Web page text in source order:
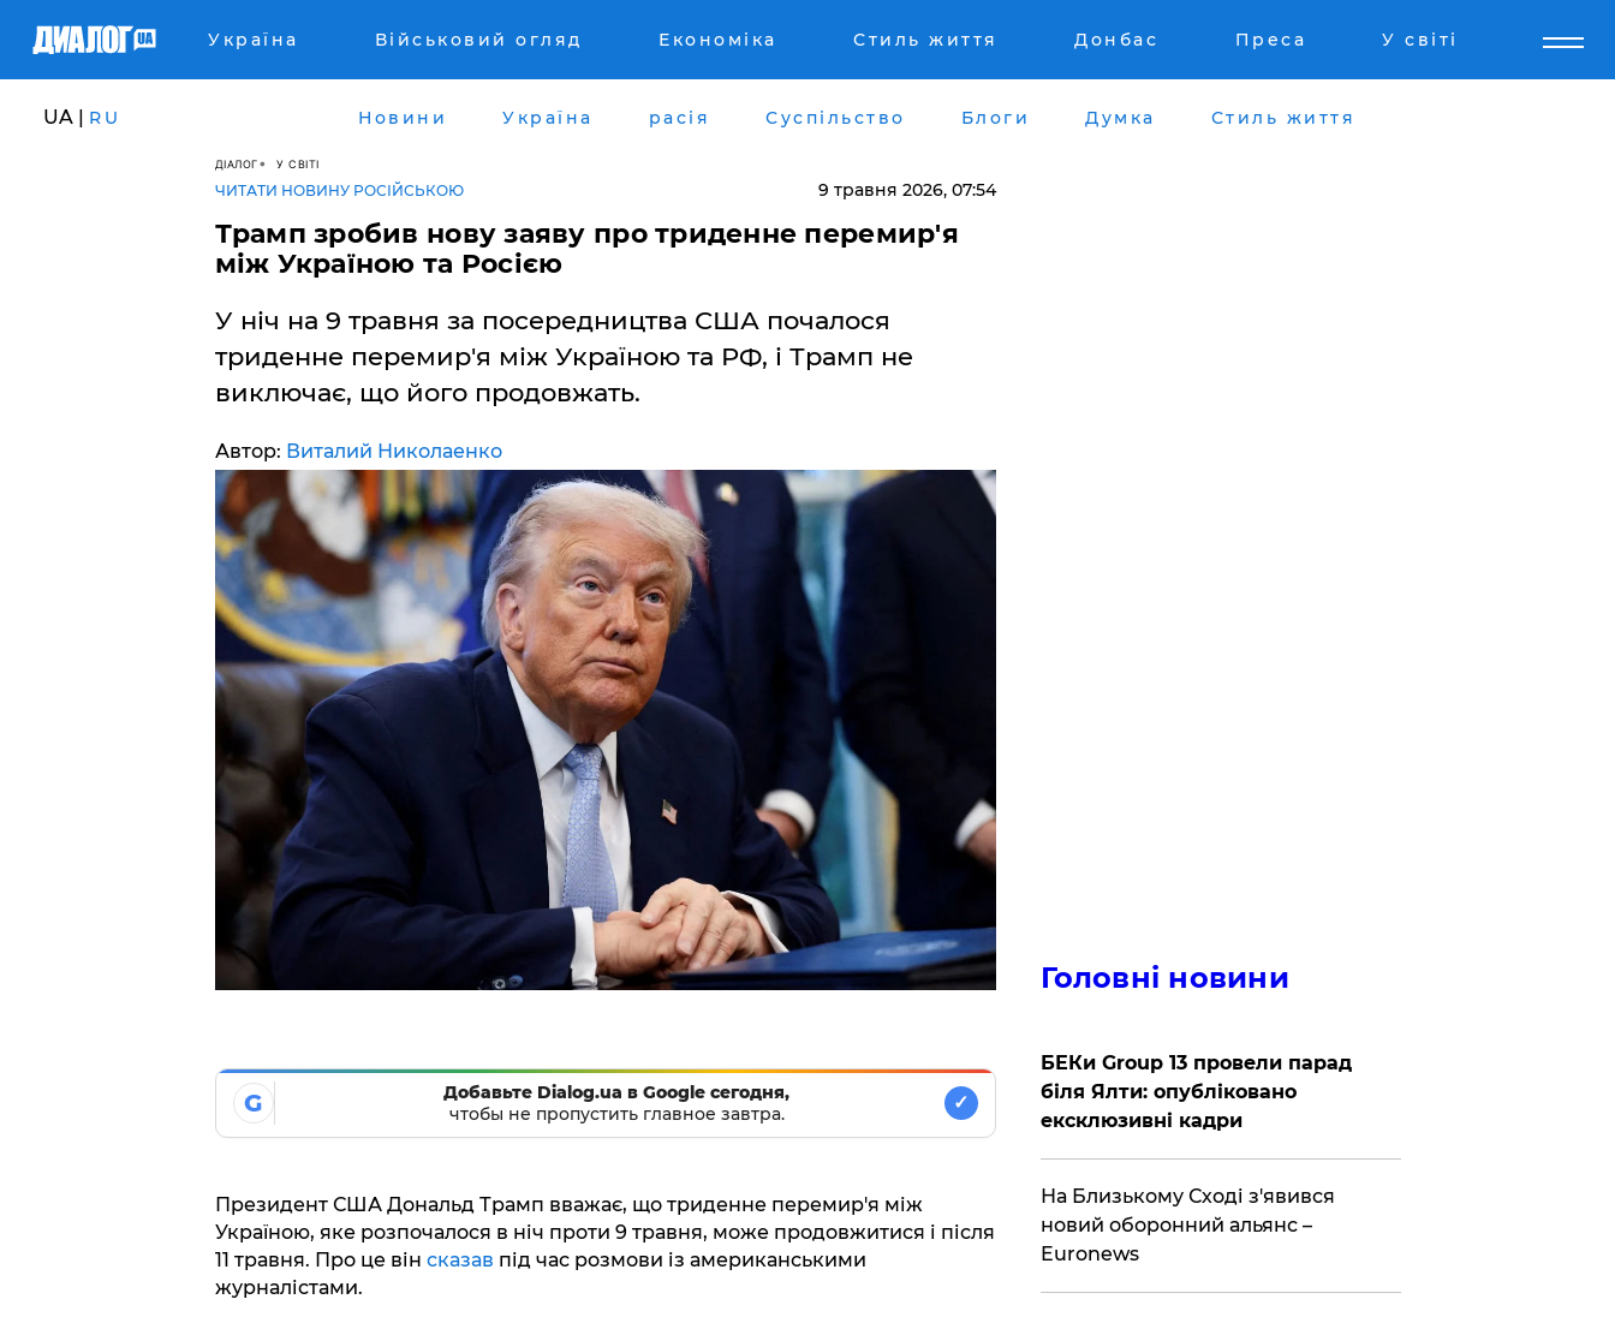
Україна Військовий огляд Економіка Стиль життя Донбас Преса У світі
UA | RU Новини Україна расія Суспільство Блоги Думка Стиль життя
ДІАЛОГ У СВІТІ
ЧИТАТИ НОВИНУ РОСІЙСЬКОЮ 9 травня 2026, 07:54
​Трамп зробив нову заяву про триденне перемир'я
між Україною та Росією
У ніч на 9 травня за посередництва США почалося
триденне перемир'я між Україною та РФ, і Трамп не
виключає, що його продовжать.
Автор: Виталий Николаенко
G
Добавьте Dialog.ua в Google сегодня,
чтобы не пропустить главное завтра.
✓
Президент США Дональд Трамп вважає, що триденне перемир'я між
Україною, яке розпочалося в ніч проти 9 травня, може продовжитися і після
11 травня. Про це він сказав під час розмови із американськими
журналістами.
Головні новини
БЕКи Group 13 провели парад
біля Ялти: опубліковано
ексклюзивні кадри
На Близькому Сході з'явився
новий оборонний альянс –
Euronews